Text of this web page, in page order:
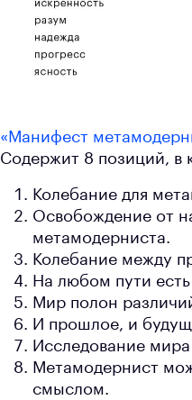
«Манифест
Содержит 8 позиций, в
Колебание для
Освобождение от
метамодерниста.
Колебание между
На любом пути
Мир полон
И прошлое, и
Исследование
Метамодернист
смыслом.